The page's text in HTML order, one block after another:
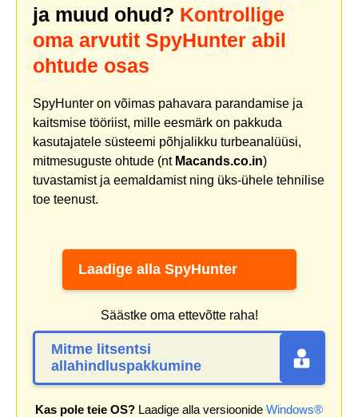
ja muud ohud? Kontrollige
oma arvutit SpyHunter abil
ohtude osas
SpyHunter on võimas pahavara parandamise ja
kaitsmise tööriist, mille eesmärk on pakkuda
kasutajatele süsteemi põhjalikku turbeanalüüsi,
mitmesuguste ohtude (nt Macands.co.in)
tuvastamist ja eemaldamist ning üks-ühele tehnilise
toe teenust.
Laadige alla SpyHunter
Säästke oma ettevõtte raha!
Mitme litsentsi
allahindluspakkumine
Kas pole teie OS? Laadige alla versioonide Windows®